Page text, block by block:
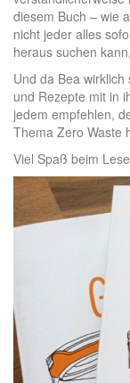
diesem Buch – wie
nicht jeder alles
heraus suchen
Und da Bea
und Rezepte mit in
jedem empfehlen,
Thema Zero Waste
Viel Spaß beim